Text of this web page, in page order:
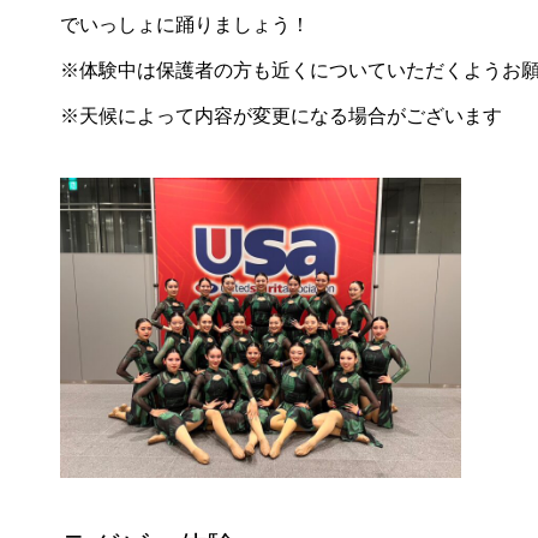
でいっしょに踊りましょう！
※体験中は保護者の方も近くについていただくようお
※天候によって内容が変更になる場合がございます